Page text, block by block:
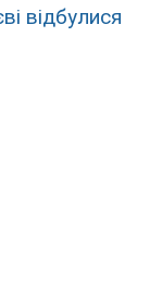
відбулися